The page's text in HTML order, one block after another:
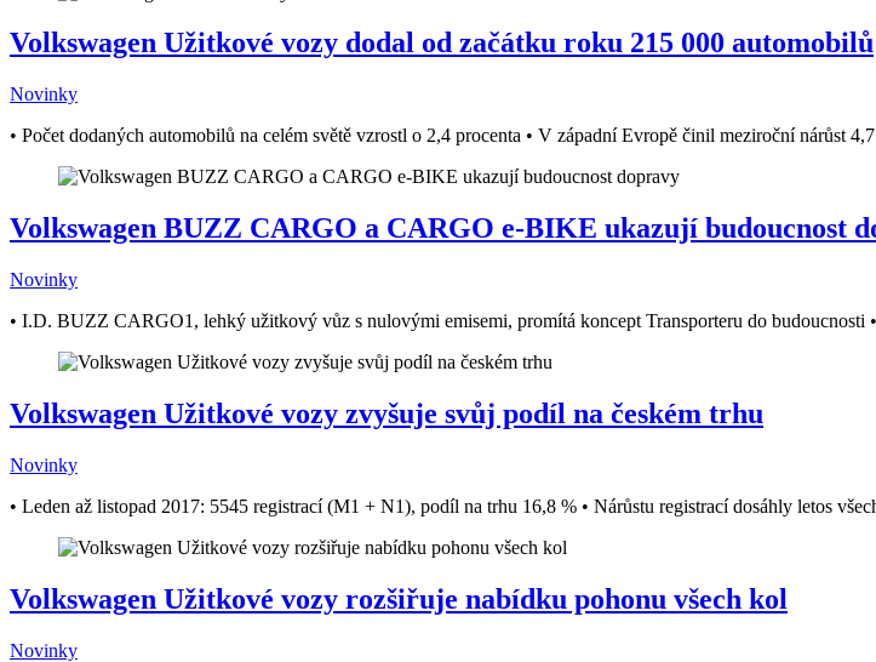
Volkswagen Užitkové vozy dodal od začátku roku 215 000 automobilů
Novinky
• Počet dodaných automobilů na celém světě vzrostl o 2,4 procenta • V západní Evropě činil meziroční nárůst
Volkswagen BUZZ CARGO a CARGO e-BIKE ukazují budoucnost
Novinky
• I.D. BUZZ CARGO1, lehký užitkový vůz s nulovými emisemi, promítá koncept Transporteru do
Volkswagen Užitkové vozy zvyšuje svůj podíl na českém trhu
Novinky
• Leden až listopad 2017: 5545 registrací (M1 + N1), podíl na trhu 16,8 % • Nárůstu registrací dosáhly letos
Volkswagen Užitkové vozy rozšiřuje nabídku pohonu všech kol
Novinky